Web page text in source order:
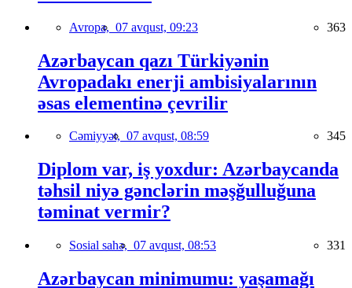
Avropa, 07 avqust, 09:23 363
Azərbaycan qazı Türkiyənin
Avropadakı enerji ambisiyalarının
əsas elementinə çevrilir
Cəmiyyət, 07 avqust, 08:59 345
Diplom var, iş yoxdur: Azərbaycanda
təhsil niyə gənclərin məşğulluğuna
təminat vermir?
Sosial sahə, 07 avqust, 08:53 331
Azərbaycan minimumu: yaşamağı